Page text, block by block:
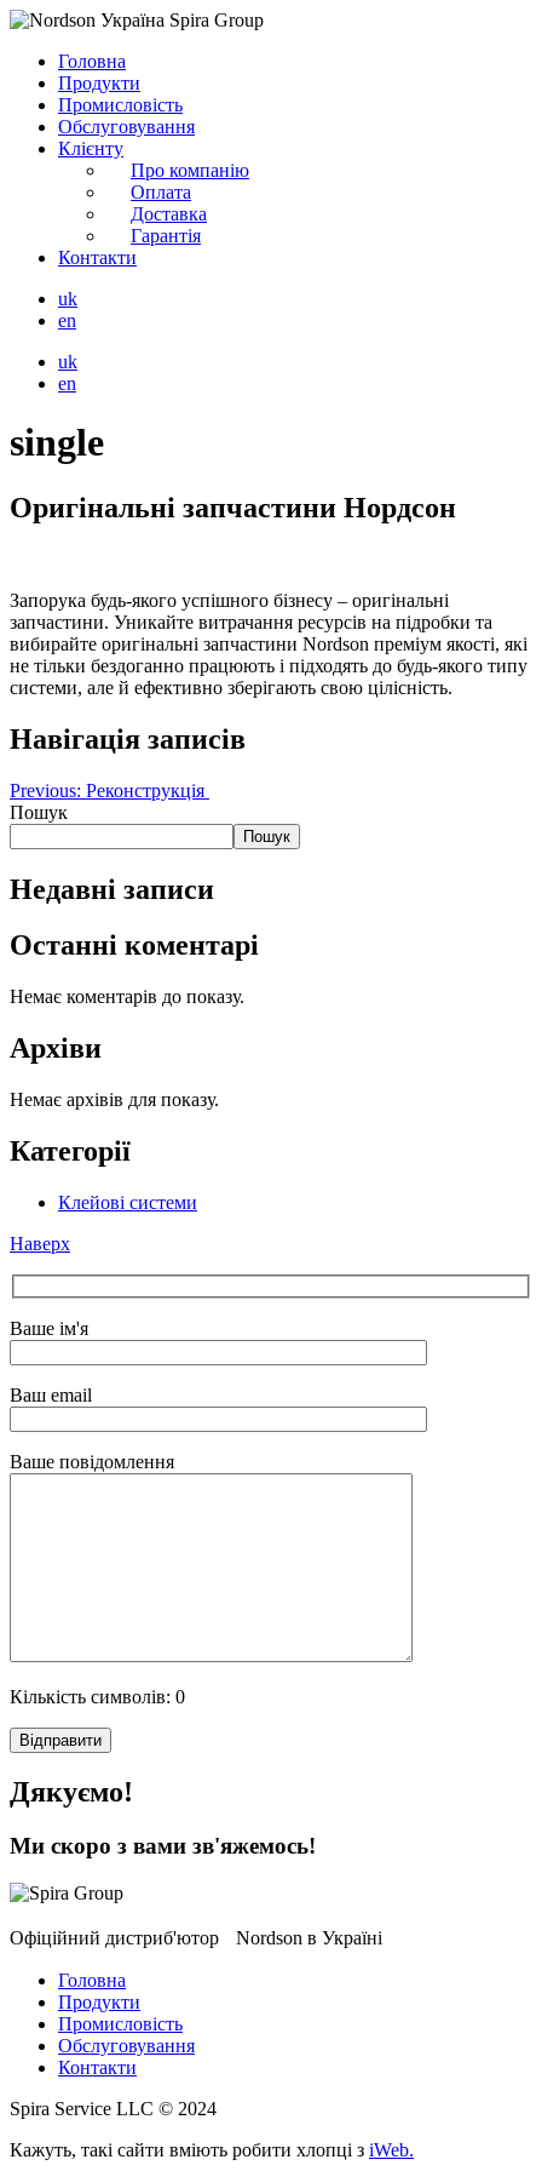
Головна
Продукти
Промисловість
Обслуговування
Клієнту
Про компанію
Оплата
Доставка
Гарантія
Контакти
uk
en
uk
en
single
Оригінальні запчастини Нордсон
Запорука будь-якого успішного бізнесу – оригінальні
запчастини. Уникайте витрачання ресурсів на підробки та
вибирайте оригінальні запчастини Nordson преміум якості, які
не тільки бездоганно працюють і підходять до будь-якого типу
системи, але й ефективно зберігають свою цілісність.
Навігація записів
Previous: Реконструкція
Пошук
Пошук
Недавні записи
Останні коментарі
Немає коментарів до показу.
Архіви
Немає архівів для показу.
Категорії
Клейові системи
Наверх
Ваше ім'я
Ваш email
Ваше повідомлення
Кількість символів: 0
Дякуємо!
Ми скоро з вами зв'яжемось!
Офіційний дистриб'ютор Nordson в Україні
Головна
Продукти
Промисловість
Обслуговування
Контакти
Spira Service LLC © 2024
Кажуть, такі сайти вміють робити хлопці з iWeb.